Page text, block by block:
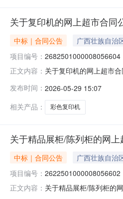
关于复印机的网上超市合同
中标｜合同公告 广西壮族自治
项目编号： 2682501000008056604
正文内容： 关于复印机的网上超市
复印机佳能/
发布时间： 2026-05-29 15:07
相关产品：
彩色复印机
关于精品展柜/陈列柜的网
中标｜合同公告 广西壮族自治
项目编号： 2622501000008056602
正文内容： 关于精品展柜/陈列柜的